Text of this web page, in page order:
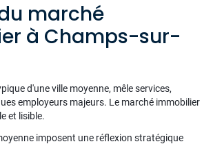
marché
à Champs-sur-
d'une ville moyenne, mêle services,
employeurs majeurs. Le marché immobilier
et lisible.
imposent une réflexion stratégique